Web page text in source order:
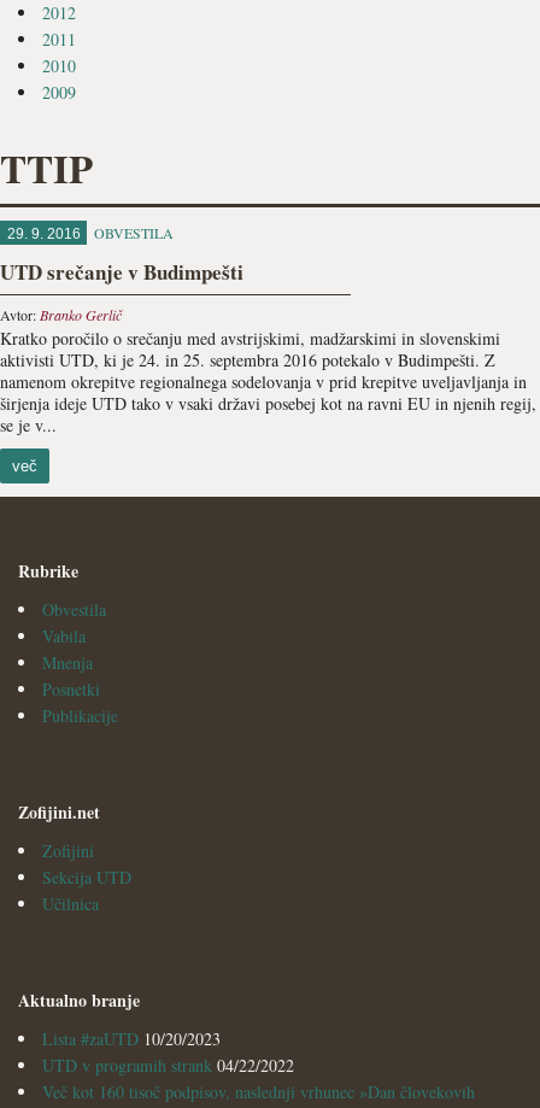
2012
2011
2010
2009
TTIP
29. 9. 2016 OBVESTILA
UTD srečanje v Budimpešti
Avtor: Branko Gerlič
Kratko poročilo o srečanju med avstrijskimi, madžarskimi in slovenskimi
aktivisti UTD, ki je 24. in 25. septembra 2016 potekalo v Budimpešti. Z
namenom okrepitve regionalnega sodelovanja v prid krepitve uveljavljanja in
širjenja ideje UTD tako v vsaki državi posebej kot na ravni EU in njenih regij,
se je v...
več
Rubrike
Obvestila
Vabila
Mnenja
Posnetki
Publikacije
Zofijini.net
Zofijini
Sekcija UTD
Učilnica
Aktualno branje
Lista #zaUTD 10/20/2023
UTD v programih strank 04/22/2022
Več kot 160 tisoč podpisov, naslednji vrhunec »Dan človekovih